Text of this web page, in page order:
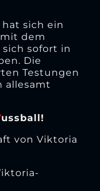
sich ein
dem
sich sofort in
Die
Testungen
allesamt
ussball!
von Viktoria